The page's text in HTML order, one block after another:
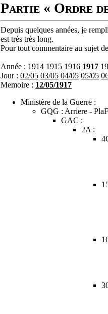
Partie « Ordre
Depuis quelques années, je
est très très long.
Pour tout commentaire au sujet
Année : 1914 1915 1916 1917
Jour :02/05 03/05 04/05 05/05
Memoire : 12/05/1917
Ministère de la Guerre :
GQG : Arriere -
GAC :
2A :